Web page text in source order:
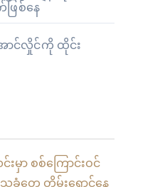
ြစ်နေ
ောင်လှိုင်ကို ထိုင်း
းမှာ စစ်ကြောင်းဝင်
ခံတွေ တိမ်းရှောင်နေ